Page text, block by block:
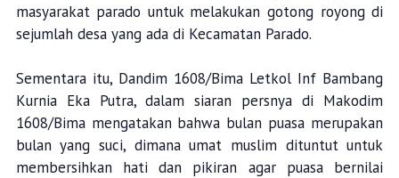
masyarakat parado untuk melakukan gotong royong di
sejumlah desa yang ada di Kecamatan Parado.
Sementara itu, Dandim 1608/Bima Letkol Inf Bambang
Kurnia Eka Putra, dalam siaran persnya di Makodim
1608/Bima mengatakan bahwa bulan puasa merupakan
bulan yang suci, dimana umat muslim dituntut untuk
membersihkan hati dan pikiran agar puasa bernilai